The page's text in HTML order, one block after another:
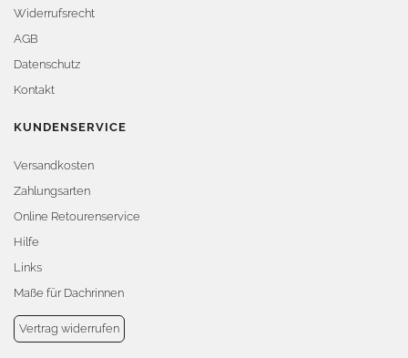
Widerrufsrecht
AGB
Datenschutz
Kontakt
KUNDENSERVICE
Versandkosten
Zahlungsarten
Online Retourenservice
Hilfe
Links
Maße für Dachrinnen
Vertrag widerrufen